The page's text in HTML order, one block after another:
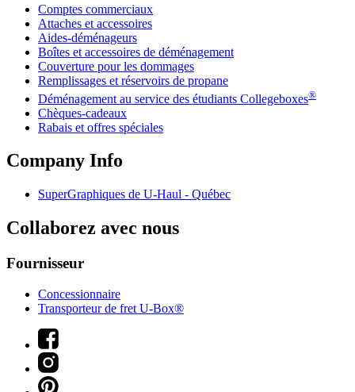
Comptes commerciaux
Attaches et accessoires
Aides-déménageurs
Boîtes et accessoires de déménagement
Couverture pour les dommages
Remplissages et réservoirs de propane
Déménagement au service des étudiants Collegeboxes®
Chèques-cadeaux
Rabais et offres spéciales
Company Info
SuperGraphiques de U-Haul - Québec
Collaborez avec nous
Fournisseur
Concessionnaire
Transporteur de fret U-Box®